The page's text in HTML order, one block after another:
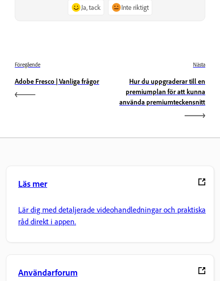
Ja, tack Inte riktigt
Föregående
Adobe Fresco | Vanliga frågor
Nästa
Hur du uppgraderar till en
premiumplan för att kunna
använda premiumteckensnitt
Läs mer
Lär dig med detaljerade videohandledningar och praktiska
råd direkt i appen.
Användarforum